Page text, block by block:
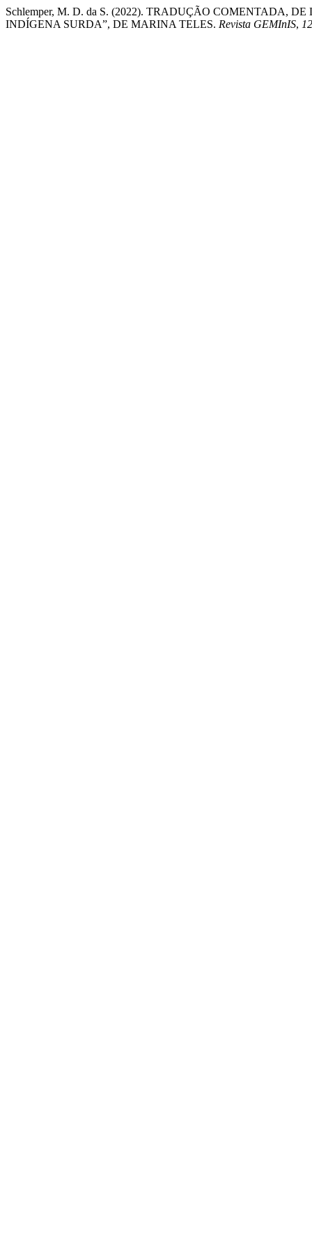
Schlemper, M. D. da S. (2022). TRADUÇÃO COMENTADA,
INDÍGENA SURDA”, DE MARINA TELES. Revista GEMInIS, 12